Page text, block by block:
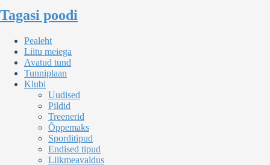
Tagasi poodi
Pealeht
Liitu meiega
Avatud tund
Tunniplaan
Klubi
Uudised
Pildid
Treenerid
Õppemaks
Sporditipud
Endised tipud
Liikmeavaldus